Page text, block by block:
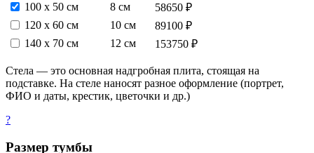
100 x 50 см
8 см
58650 ₽
120 х 60 см
10 см
89100 ₽
140 х 70 см
12 см 153750 ₽
Стела — это основная надгробная плита, стоящая на
подставке. На стеле наносят разное оформление (портрет,
ФИО и даты, крестик, цветочки и др.)
?
Размер тумбы